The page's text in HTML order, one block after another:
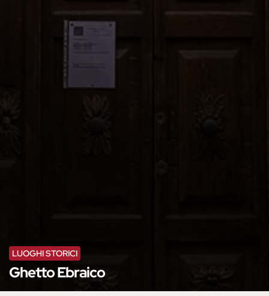
LUOGHI STORICI
Ghetto Ebraico